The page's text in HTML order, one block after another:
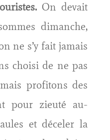
On devait
dimanche,
ne s’y fait jamais
choisi de ne pas
profitons des
pour zieuté au-
et déceler la